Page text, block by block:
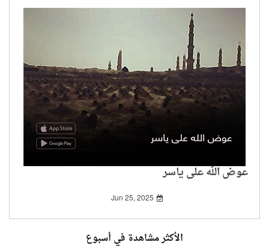
‏عوض الله على ياسر
Jun 25, 2025
الأكثر مشاهدة في أسبوع